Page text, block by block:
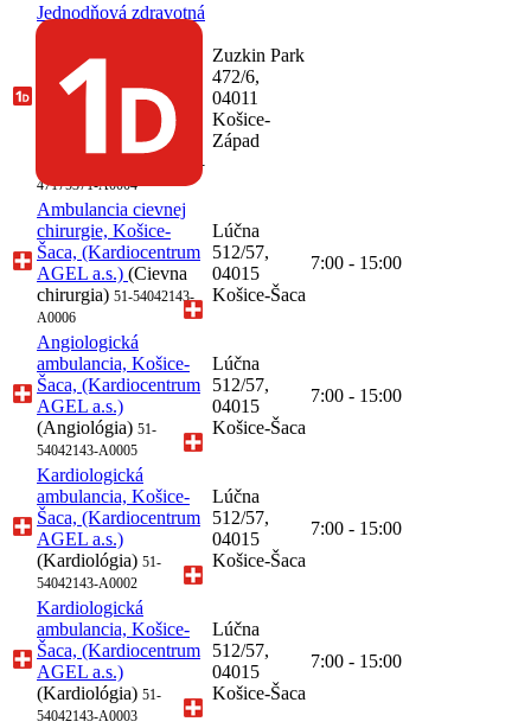
Jednodňová zdravotná
starostlivosť,
gastroenterológia,
MUDr. Júlia
Zapotocká, Košice-
Západ, (PAV-MED
68-
47175371-A0004
Zuzkin Park
472/6,
04011
Košice-
Západ
Ambulancia cievnej
chirurgie, Košice-
Šaca, (Kardiocentrum
AGEL a.s.) (Cievna
chirurgia) 51-54042143-
A0006
Lúčna
512/57,
04015
Košice-Šaca
7:00 - 15:00
Angiologická
ambulancia, Košice-
Šaca, (Kardiocentrum
AGEL a.s.)
(Angiológia) 51-
54042143-A0005
Lúčna
512/57,
04015
Košice-Šaca
7:00 - 15:00
Kardiologická
ambulancia, Košice-
Šaca, (Kardiocentrum
AGEL a.s.)
(Kardiológia) 51-
54042143-A0002
Lúčna
512/57,
04015
Košice-Šaca
7:00 - 15:00
Kardiologická
ambulancia, Košice-
Šaca, (Kardiocentrum
AGEL a.s.)
(Kardiológia) 51-
54042143-A0003
Lúčna
512/57,
04015
Košice-Šaca
7:00 - 15:00